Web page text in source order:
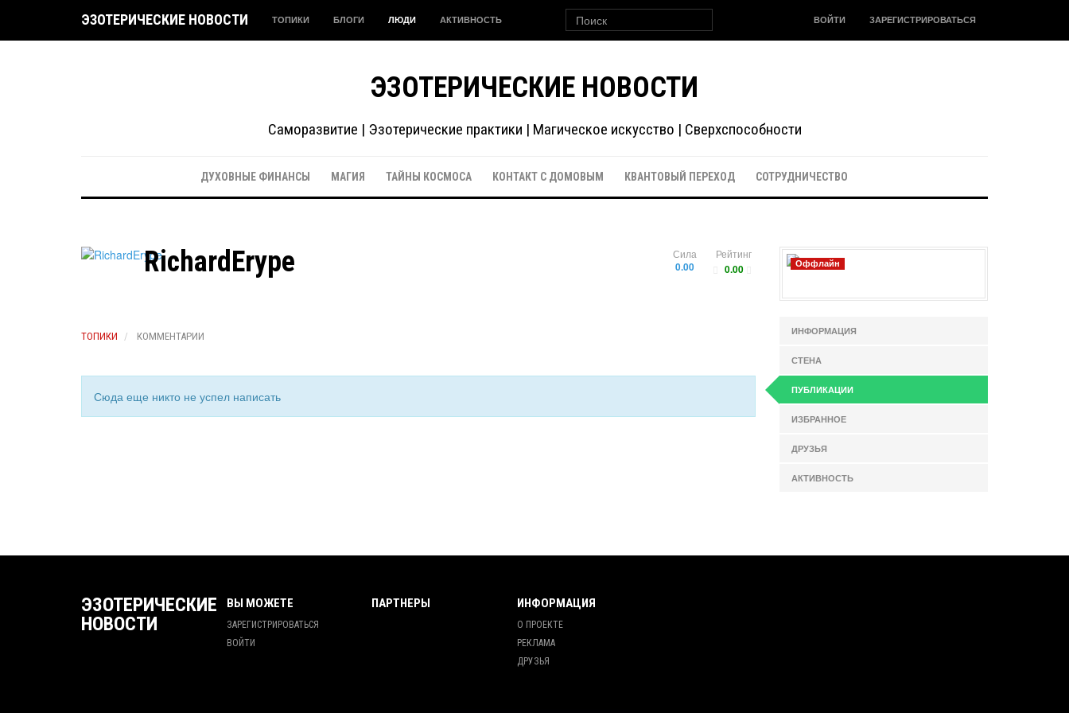
ЭЗОТЕРИЧЕСКИЕ НОВОСТИ ТОПИКИ БЛОГИ ЛЮДИ АКТИВНОСТЬ ВОЙТИ ЗАРЕГИСТРИРОВАТЬСЯ
ЭЗОТЕРИЧЕСКИЕ НОВОСТИ
Саморазвитие | Эзотерические практики | Магическое искусство | Сверхспособности
ДУХОВНЫЕ ФИНАНСЫ МАГИЯ ТАЙНЫ КОСМОСА КОНТАКТ С ДОМОВЫМ КВАНТОВЫЙ ПЕРЕХОД СОТРУДНИЧЕСТВО
Рейтинг
0.00
Сила
0.00
RichardErype
ТОПИКИ КОММЕНТАРИИ
Сюда еще никто не успел написать
Оффлайн
ИНФОРМАЦИЯ
СТЕНА
ПУБЛИКАЦИИ
ИЗБРАННОЕ
ДРУЗЬЯ
АКТИВНОСТЬ
ЭЗОТЕРИЧЕСКИЕ
НОВОСТИ
ВЫ МОЖЕТЕ
ЗАРЕГИСТРИРОВАТЬСЯ
ВОЙТИ
ПАРТНЕРЫ ИНФОРМАЦИЯ
О ПРОЕКТЕ
РЕКЛАМА
ДРУЗЬЯ